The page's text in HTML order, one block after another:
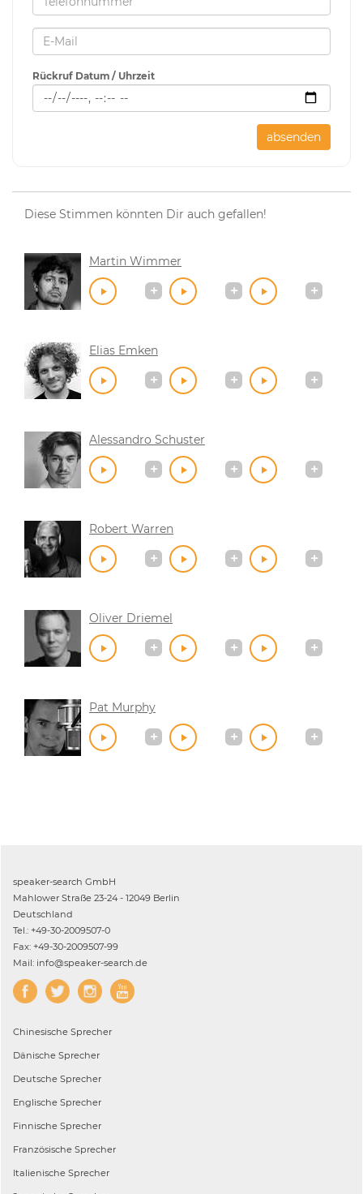
Rückruf Datum / Uhrzeit
absenden
Diese Stimmen könnten Dir auch gefallen!
Martin Wimmer
Elias Emken
Alessandro Schuster
Robert Warren
Oliver Driemel
Pat Murphy
speaker-search GmbH
Mahlower Straße 23-24 - 12049 Berlin
Deutschland
Tel.: +49-30-2009507-0
Fax: +49-30-2009507-99
Mail: info@speaker-search.de
Chinesische Sprecher
Dänische Sprecher
Deutsche Sprecher
Englische Sprecher
Finnische Sprecher
Französische Sprecher
Italienische Sprecher